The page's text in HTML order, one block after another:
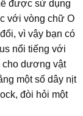
được sử dụng
với vòng chữ O
vì vậy bạn có
nổi tiếng với
cho dương vật
một số dây nịt
đòi hỏi một